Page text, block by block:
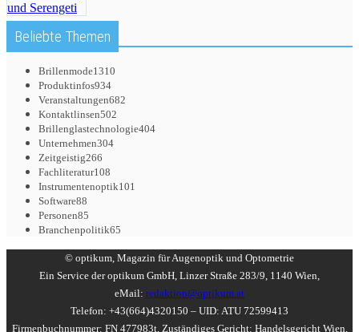
Beliebte Themen
Brillenmode1310
Produktinfos934
Veranstaltungen682
Kontaktlinsen502
Brillenglastechnologie404
Unternehmen304
Zeitgeistig266
Fachliteratur108
Instrumentenoptik101
Software88
Personen85
Branchenpolitik65
© optikum, Magazin für Augenoptik und Optometrie
Ein Service der optikum GmbH, Linzer Straße 283/9, 1140 Wien,
eMail: redaktion@optikum.at
Telefon: +43(664)4320150 – UID: ATU 72599413
Firmenbuchnummer: FN 477983t, Zuständiges Gericht: Handelsgericht Wien,